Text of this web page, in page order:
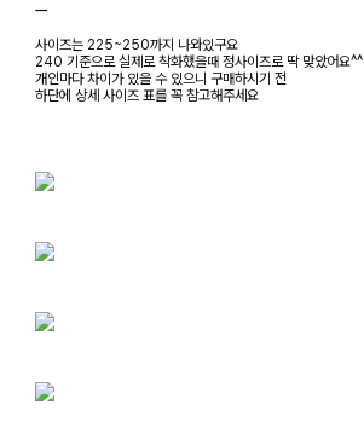
ㅡ
사이즈는 225~250까지 나와있구요
240 기준으로 실제로 착화했을때 정사이즈로 딱 맞았어요^^
개인마다 차이가 있을 수 있으니 구매하시기 전
하단에 상세 사이즈 표를 꼭 참고해주세요